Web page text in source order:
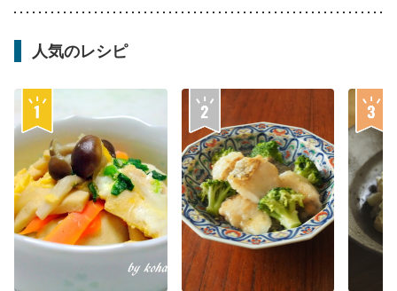
人気のレシピ